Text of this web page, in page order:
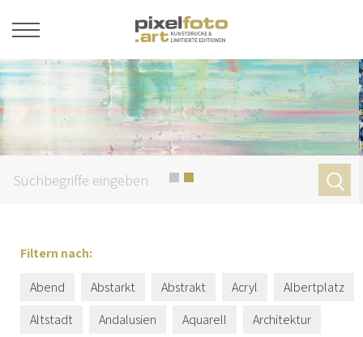
Filtern nach:
Abend
Abstarkt Abstrakt Acryl
Albertplatz
Altstadt
Andalusien Aquarell
Architektur